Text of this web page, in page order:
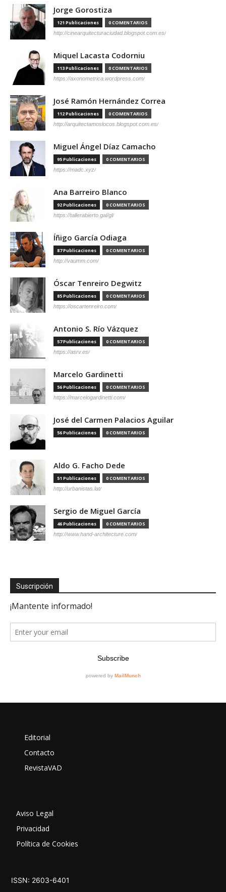
Jorge Gorostiza
121 Publicaciones 0 COMENTARIOS
http://cinearquitecturaciudad.blogspot.com.es/
Miquel Lacasta Codorniu
113 Publicaciones 0 COMENTARIOS
https://axonometrica.wordpress.com/
José Ramón Hernández Correa
112 Publicaciones 0 COMENTARIOS
http://arquitectamoslocos.blogspot.com.es/
Miguel Ángel Díaz Camacho
95 Publicaciones 0 COMENTARIOS
https://madc.xyz/
Ana Barreiro Blanco
92 Publicaciones 0 COMENTARIOS
https://tallerabierto.gal/gl/
Íñigo García Odiaga
87 Publicaciones 0 COMENTARIOS
http://vaumm.com/
Óscar Tenreiro Degwitz
85 Publicaciones 0 COMENTARIOS
https://oscartenreiro.com/
Antonio S. Río Vázquez
57 Publicaciones 0 COMENTARIOS
https://asrv.es/
Marcelo Gardinetti
56 Publicaciones 0 COMENTARIOS
https://marcelogardinetti.com/
José del Carmen Palacios Aguilar
56 Publicaciones 0 COMENTARIOS
Aldo G. Facho Dede
51 Publicaciones 0 COMENTARIOS
http://urbanistas.lat/
Sergio de Miguel García
46 Publicaciones 0 COMENTARIOS
http://www.hand-architecture.com/
Suscripción
Editorial
Contacto
RevistaVAD
Aviso Legal
Privacidad
Política de Cookies
ISSN: 2603-6401